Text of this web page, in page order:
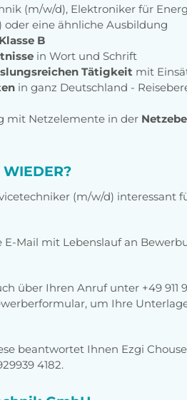
(m/w/d), Elektroniker für
oder eine ähnliche Ausbildung
B
in Wort und Schrift
Tätigkeit mit
in ganz Deutschland -
mit Netzelemente in der
WIEDER?
(m/w/d) interessant
E-Mail mit Lebenslauf an
über Ihren Anruf unter +49 911
um Ihre
beantwortet Ihnen Ezgi
4182.